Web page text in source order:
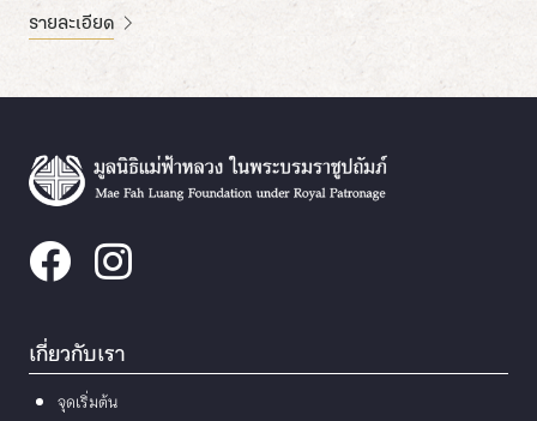
รายละเอียด
เกี่ยวกับเรา
จุดเริ่มต้น